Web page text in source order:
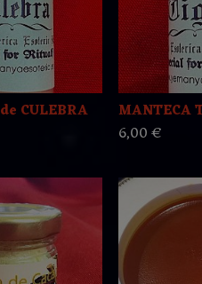
CULEBRA MANTECA
6,00 €